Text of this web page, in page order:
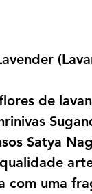
de
Satya
com uma